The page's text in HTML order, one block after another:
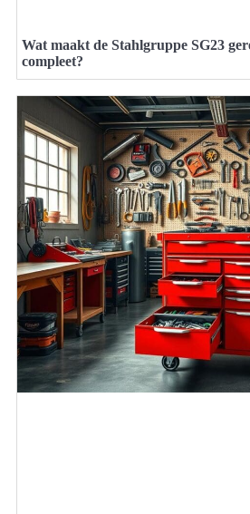
Wat maakt de Stahlgruppe SG23
compleet?